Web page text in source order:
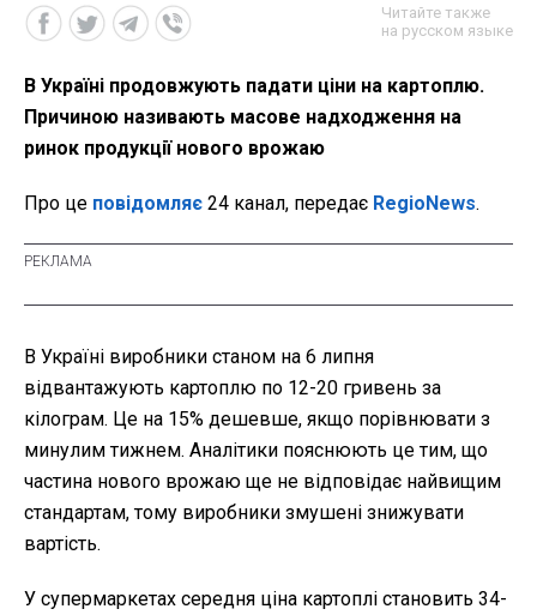
Читайте также
на русском языке
В Україні продовжують падати ціни на картоплю.
Причиною називають масове надходження на
ринок продукції нового врожаю
Про це повідомляє 24 канал, передає RegioNews.
В Україні виробники станом на 6 липня
відвантажують картоплю по 12-20 гривень за
кілограм. Це на 15% дешевше, якщо порівнювати з
минулим тижнем. Аналітики пояснюють це тим, що
частина нового врожаю ще не відповідає найвищим
стандартам, тому виробники змушені знижувати
вартість.
У супермаркетах середня ціна картоплі становить 34-